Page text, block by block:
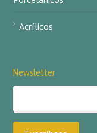
Acrílicos
Newsletter